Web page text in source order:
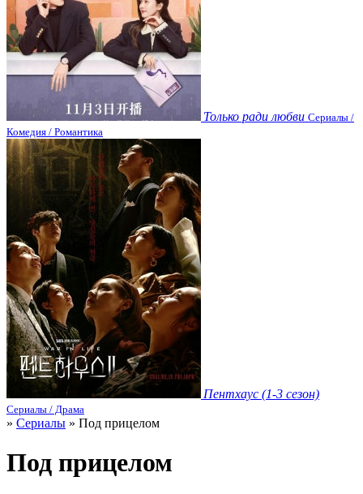
Только ради любви Сериалы /
Комедия / Романтика
Пентхаус (1-3 сезон)
Сериалы / Драма
» Сериалы » Под прицелом
Под прицелом